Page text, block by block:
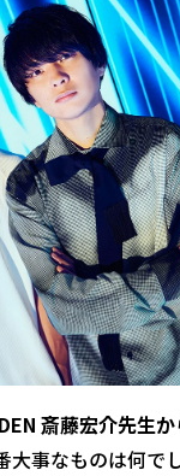
斎藤宏介先生
事なものは何で